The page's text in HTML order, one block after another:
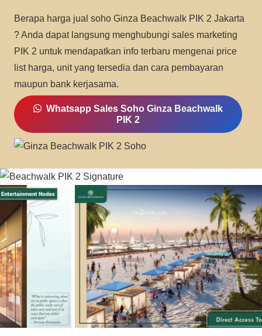
Berapa harga jual soho Ginza Beachwalk PIK 2 Jakarta
? Anda dapat langsung menghubungi sales marketing
PIK 2 untuk mendapatkan info terbaru mengenai price
list harga, unit yang tersedia dan cara pembayaran
maupun bank kerjasama.
Whatsapp Sales Soho Ginza Beachwalk
PIK 2